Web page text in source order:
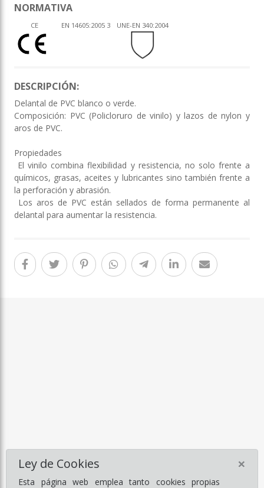
Ley de Cookies
Esta página web emplea tanto cookies propias
×
NORMATIVA
CE EN 14605:2005 3 UNE-EN 340:2004
DESCRIPCIÓN:
Delantal de PVC blanco o verde.
Composición: PVC (Policloruro de vinilo) y lazos de nylon y
aros de PVC.
Propiedades
 El vinilo combina flexibilidad y resistencia, no solo frente a
químicos, grasas, aceites y lubricantes sino también frente a
la perforación y abrasión.
 Los aros de PVC están sellados de forma permanente al
delantal para aumentar la resistencia.